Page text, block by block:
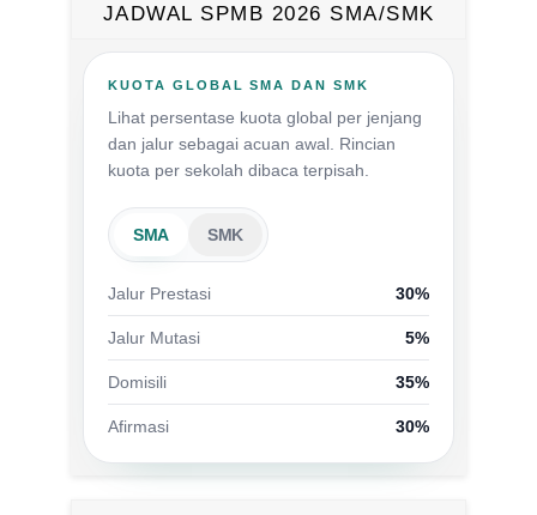
JADWAL SPMB 2026 SMA/SMK
KUOTA GLOBAL SMA DAN SMK
Lihat persentase kuota global per jenjang
dan jalur sebagai acuan awal. Rincian
kuota per sekolah dibaca terpisah.
SMA SMK
Jalur Prestasi 30%
Jalur Mutasi 5%
Domisili 35%
Afirmasi 30%